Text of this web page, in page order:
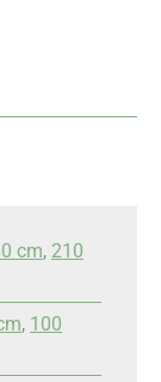
cm, 210
, 100